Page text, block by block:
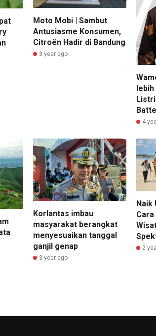
Moto Mobi | Sambut
Antusiasme Konsumen,
Citroën Hadir di Bandung
3 year ago
4
Korlantas imbau
masyarakat berangkat
menyesuaikan tanggal
ganjil genap
3 year ago
Naik
2